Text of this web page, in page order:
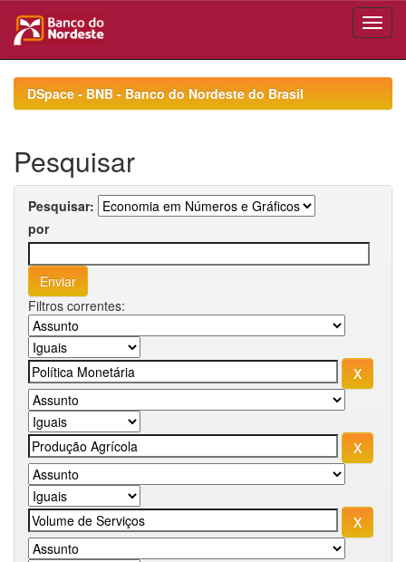
navigationDSpace - BNB - Banco do Nordeste do Brasil
Pesquisar
Pesquisar:
por
Filtros correntes: